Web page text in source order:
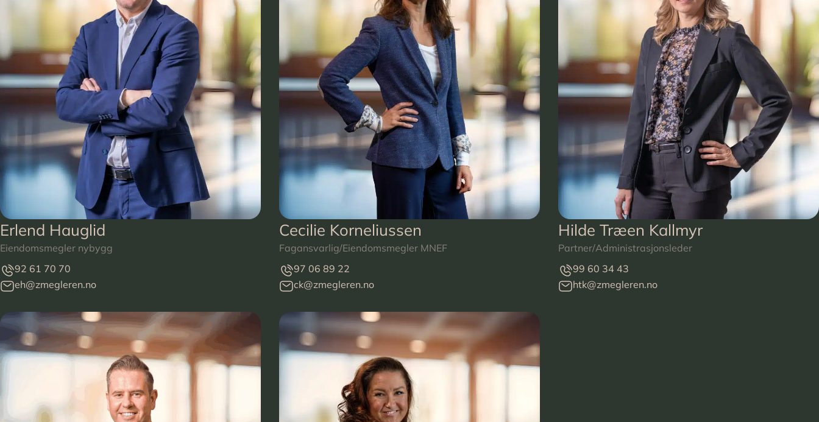
Erlend Hauglid
Eiendomsmegler nybygg
92 61 70 70
eh@zmegleren.no
Cecilie Korneliussen
Fagansvarlig/Eiendomsmegler MNEF
97 06 89 22
ck@zmegleren.no
Hilde Træen Kallmyr
Partner/Administrasjonsleder
99 60 34 43
htk@zmegleren.no